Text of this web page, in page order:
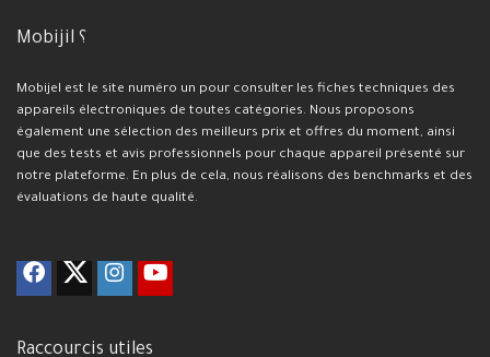
Mobijil ؟
Mobijel est le site numéro un pour consulter les fiches techniques des
appareils électroniques de toutes catégories. Nous proposons
également une sélection des meilleurs prix et offres du moment, ainsi
que des tests et avis professionnels pour chaque appareil présenté sur
notre plateforme. En plus de cela, nous réalisons des benchmarks et des
évaluations de haute qualité.
Raccourcis utiles